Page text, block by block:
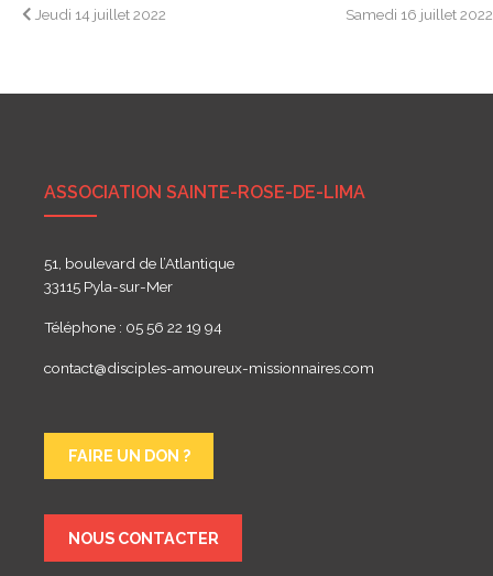
Navigation
Jeudi 14 juillet 2022 Samedi 16 juillet
ASSOCIATION SAINTE-ROSE-DE-LIMA
51, boulevard de l’Atlantique
33115 Pyla-sur-Mer
Téléphone : 05 56 22 19 94
contact@disciples-amoureux-missionnaires.com
FAIRE UN DON ?
NOUS CONTACTER